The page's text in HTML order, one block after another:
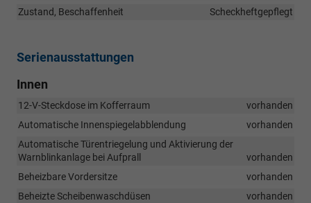
Zustand, Beschaffenheit
Scheckheftgepflegt
Serienausstattungen
Innen
12-V-Steckdose im Kofferraum
vorhanden
Automatische Innenspiegelabblendung
vorhanden
Automatische Türentriegelung und Aktivierung der
Warnblinkanlage bei Aufprall
vorhanden
Beheizbare Vordersitze
vorhanden
Beheizte Scheibenwaschdüsen
vorhanden